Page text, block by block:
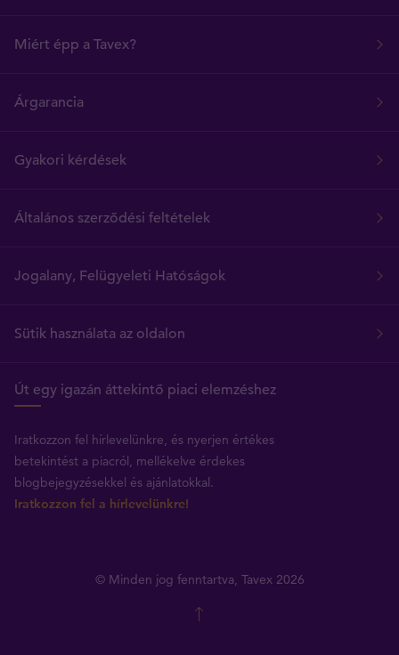
Miért épp a Tavex?
Árgarancia
Gyakori kérdések
Általános szerződési feltételek
Jogalany, Felügyeleti Hatóságok
Sütik használata az oldalon
Út egy igazán áttekintő piaci elemzéshez
Iratkozzon fel hírlevelünkre, és nyerjen értékes
betekintést a piacról, mellékelve érdekes
blogbejegyzésekkel és ajánlatokkal.
Iratkozzon fel a hírlevelünkre!
© Minden jog fenntartva, Tavex 2026